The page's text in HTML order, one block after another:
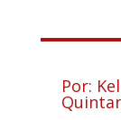
Por: